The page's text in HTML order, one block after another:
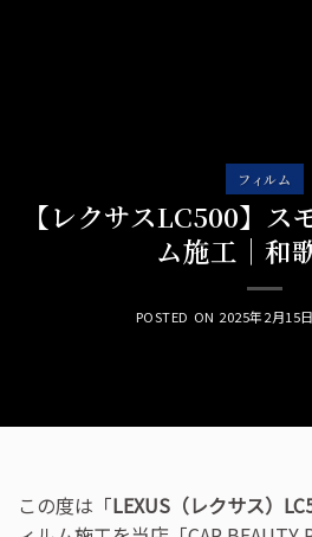
フィルム
【レクサスLC500】ス
ム施工｜和
POSTED ON 2025年2月15日
この度は「LEXUS（レクサス）